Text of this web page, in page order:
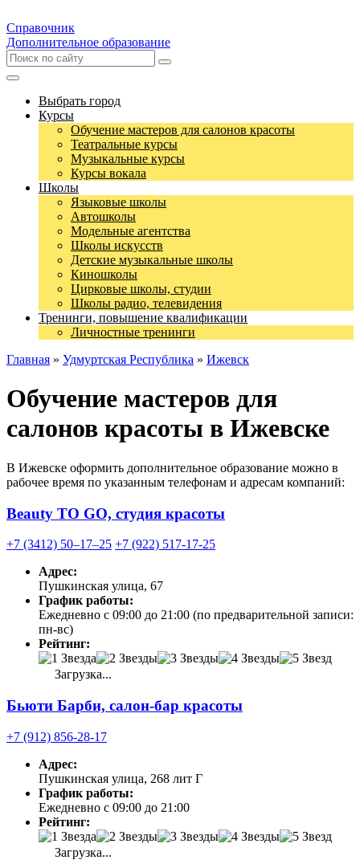
Справочник
Дополнительное образование
Выбрать город
Курсы
Обучение мастеров для салонов красоты
Театральные курсы
Музыкальные курсы
Курсы вокала
Школы
Языковые школы
Автошколы
Модельные агентства
Школы искусств
Детские музыкальные школы
Киношколы
Цирковые школы, студии
Школы радио, телевидения
Тренинги, повышение квалификации
Личностные тренинги
Главная » Удмуртская Республика » Ижевск
Обучение мастеров для
салонов красоты в Ижевске
В Ижевске оформить дополнительное образование можно в
рабочее время по указанным телефонам и адресам компаний:
Beauty TO GO, студия красоты
+7 (3412) 50‒17‒25 +7 (922) 517-17-25
Адрес:
Пушкинская улица, 67
График работы:
Ежедневно с 09:00 до 21:00 (по предварительной записи:
пн-вс)
Рейтинг:
Загрузка...
Бьюти Барби, салон-бар красоты
+7 (912) 856-28-17
Адрес:
Пушкинская улица, 268 лит Г
График работы:
Ежедневно с 09:00 до 21:00
Рейтинг:
Загрузка...